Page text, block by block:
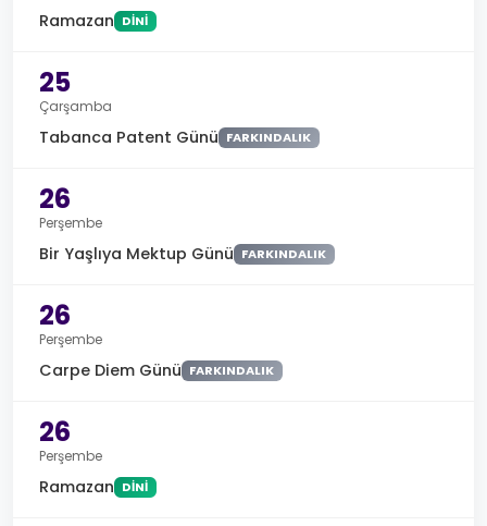
Ramazan DINI
25
Çarşamba
Tabanca Patent Günü FARKINDALIK
26
Perşembe
Bir Yaşlıya Mektup Günü FARKINDALIK
26
Perşembe
Carpe Diem Günü FARKINDALIK
26
Perşembe
Ramazan DINI